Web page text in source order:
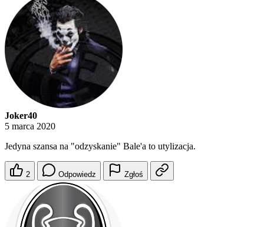
Joker40
5 marca 2020
Jedyna szansa na "odzyskanie" Bale'a to utylizacja.
2 Odpowiedz Zgłoś